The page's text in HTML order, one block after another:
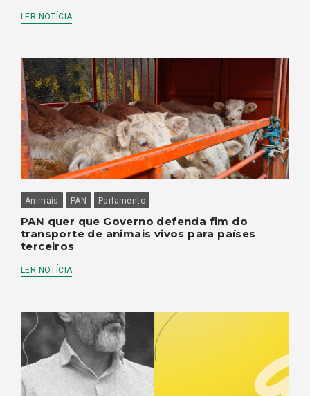
LER NOTÍCIA
Animais PAN Parlamento
PAN quer que Governo defenda fim do
transporte de animais vivos para países
terceiros
LER NOTÍCIA